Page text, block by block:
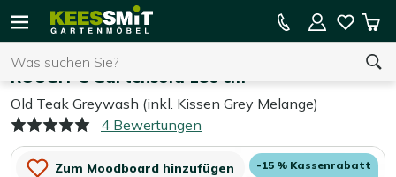
Sie haben keine Artikel in Ihrem Warenkorb.
15 % Kassenrabatt auf die gesamte Kollektion
ROUGH-C Gartensofa 180 cm
Old Teak Greywash (inkl. Kissen Grey Melange)
4 Bewertungen
Zum Moodboard hinzufügen -15 % Kassenrabatt